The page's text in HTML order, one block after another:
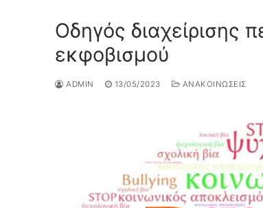
Οδηγός διαχείρισης
εκφοβισμού
ADMIN 13/05/2023 ΑΝΑΚΟΙΝΏΣΕΙΣ